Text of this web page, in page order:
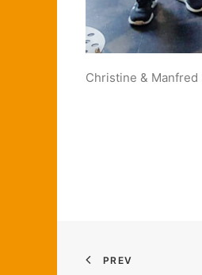
Christine &
PREV